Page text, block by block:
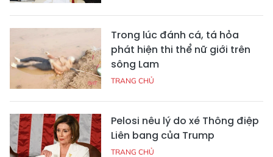
Trong lúc đánh cá, tá hỏa
phát hiện thi thể nữ giới trên
sông Lam
TRANG CHỦ
Pelosi nêu lý do xé Thông điệp
Liên bang của Trump
TRANG CHỦ